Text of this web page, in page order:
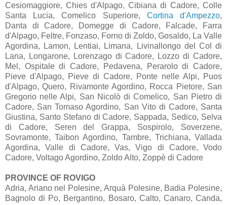
Cesiomaggiore, Chies d'Alpago, Cibiana di Cadore, Colle
Santa Lucia, Comelico Superiore, Cortina d'Ampezzo,
Danta di Cadore, Domegge di Cadore, Falcade, Farra
d'Alpago, Feltre, Fonzaso, Forno di Zoldo, Gosaldo, La Valle
Agordina, Lamon, Lentiai, Limana, Livinallongo del Col di
Lana, Longarone, Lorenzago di Cadore, Lozzo di Cadore,
Mel, Ospitale di Cadore, Pedavena, Perarolo di Cadore,
Pieve d'Alpago, Pieve di Cadore, Ponte nelle Alpi, Puos
d'Alpago, Quero, Rivamonte Agordino, Rocca Pietore, San
Gregorio nelle Alpi, San Nicolò di Comelico, San Pietro di
Cadore, San Tomaso Agordino, San Vito di Cadore, Santa
Giustina, Santo Stefano di Cadore, Sappada, Sedico, Selva
di Cadore, Seren del Grappa, Sospirolo, Soverzene,
Sovramonte, Taibon Agordino, Tambre, Trichiana, Vallada
Agordina, Valle di Cadore, Vas, Vigo di Cadore, Vodo
Cadore, Voltago Agordino, Zoldo Alto, Zoppè di Cadore
PROVINCE OF ROVIGO
Adria, Ariano nel Polesine, Arquà Polesine, Badia Polesine,
Bagnolo di Po, Bergantino, Bosaro, Calto, Canaro, Canda,